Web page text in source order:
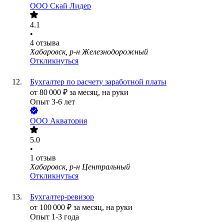
ООО Скай Лидер
4.1
•
4 отзыва
Хабаровск, р-н Железнодорожный
Откликнуться
Бухгалтер по расчету заработной платы
от 80 000 ₽ за месяц, на руки
Опыт 3-6 лет
ООО Акватория
5.0
•
1 отзыв
Хабаровск, р-н Центральный
Откликнуться
Бухгалтер-ревизор
от 100 000 ₽ за месяц, на руки
Опыт 1-3 года